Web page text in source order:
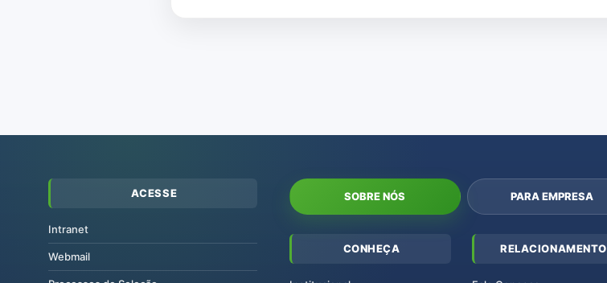
ACESSE
Intranet
Webmail
SOBRE NÓS PARA EMPRESA
CONHEÇA RELACIONAMENTO